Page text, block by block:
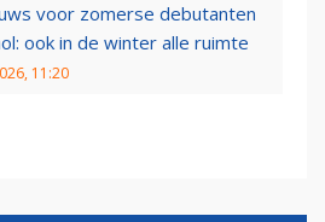
voor zomerse debutanten
ook in de winter alle ruimte
11:20